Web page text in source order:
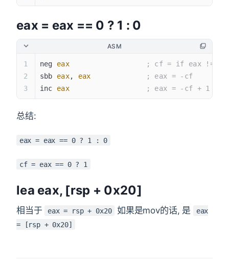
eax = eax == 0 ? 1 : 0
ASM
neg eax
; cf = if eax != 0
sbb eax, eax
             ; eax = -cf
inc eax
                  ; eax = -cf + 1
总结:
eax = eax == 0 ? 1 : 0
cf = eax == 0 ? 1
lea eax, [rsp + 0x20]
相当于 eax = rsp + 0x20 如果是mov的话, 是
eax
= [rsp + 0x20]